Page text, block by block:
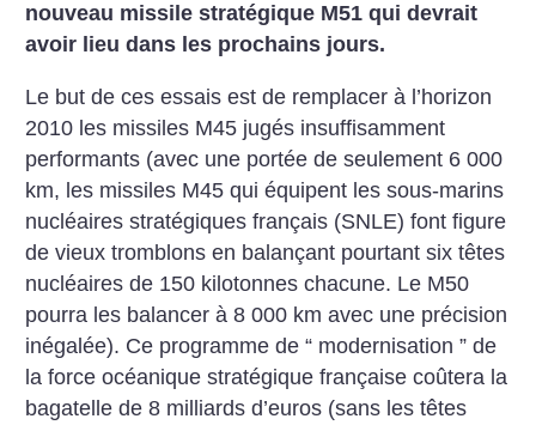
nouveau missile stratégique M51 qui devrait
avoir lieu dans les prochains jours.
Le but de ces essais est de remplacer à l’horizon
2010 les missiles M45 jugés insuffisamment
performants (avec une portée de seulement 6 000
km, les missiles M45 qui équipent les sous-marins
nucléaires stratégiques français (SNLE) font figure
de vieux tromblons en balançant pourtant six têtes
nucléaires de 150 kilotonnes chacune. Le M50
pourra les balancer à 8 000 km avec une précision
inégalée). Ce programme de “ modernisation ” de
la force océanique stratégique française coûtera la
bagatelle de 8 milliards d’euros (sans les têtes